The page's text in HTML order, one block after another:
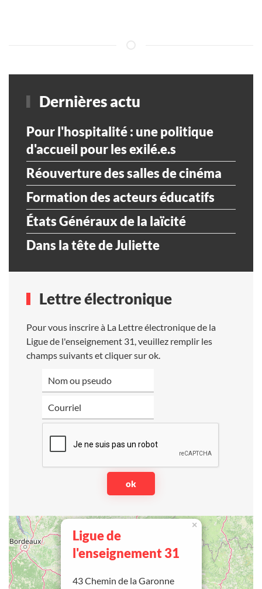
Dernières actu
Pour l'hospitalité : une politique
d'accueil pour les exilé.e.s
Réouverture des salles de cinéma
Formation des acteurs éducatifs
États Généraux de la laïcité
Dans la tête de Juliette
Lettre électronique
Pour vous inscrire à La Lettre électronique de la
Ligue de l'enseignement 31, veuillez remplir les
champs suivants et cliquer sur ok.
Ligue de
l'enseignement 31
43 Chemin de la Garonne
×